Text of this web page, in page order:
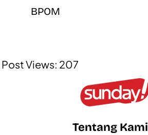
BPOM
Post Views: 207
Tentang Kami